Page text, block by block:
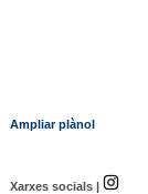
Ampliar plànol
Xarxes socials |